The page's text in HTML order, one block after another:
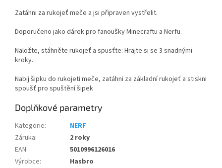
Zatáhni za rukojeť meče a jsi připraven vystřelit.
Doporučeno jako dárek pro fanoušky Minecraftu a Nerfu.
Naložte, stáhněte rukojeť a spusťte: Hrajte si se 3 snadnými
kroky.
Nabij šipku do rukojeti meče, zatáhni za základní rukojeť a stiskni
spoušť pro spuštění šipek
Doplňkové parametry
Kategorie:
NERF
Záruka:
2 roky
EAN:
5010996126016
Výrobce:
Hasbro